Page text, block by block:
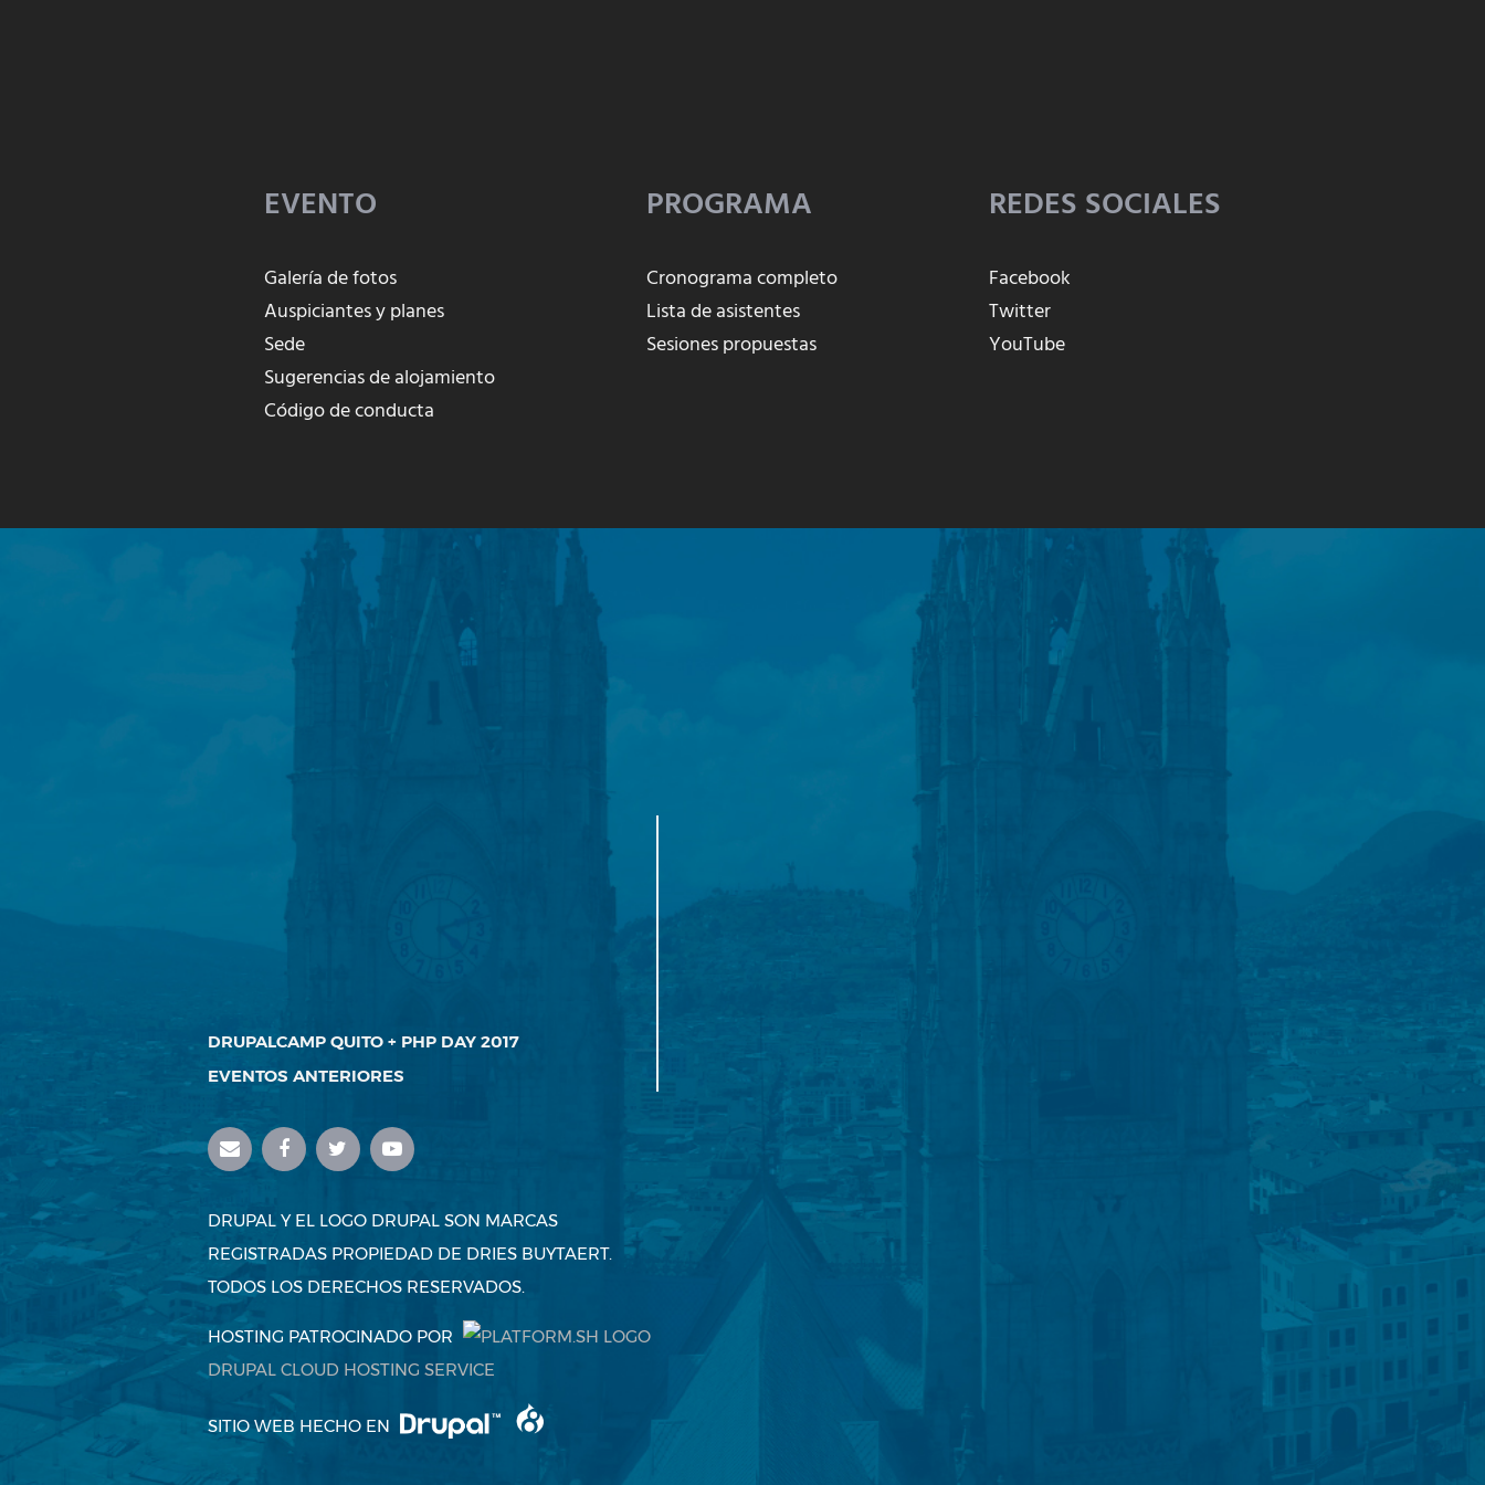
EVENTO
Galería de fotos
Auspiciantes y planes
Sede
Sugerencias de alojamiento
Código de conducta
PROGRAMA
Cronograma completo
Lista de asistentes
Sesiones propuestas
REDES SOCIALES
Facebook
Twitter
YouTube
DRUPALCAMP QUITO + PHP DAY 2017
EVENTOS ANTERIORES
DRUPAL Y EL LOGO DRUPAL SON MARCAS
REGISTRADAS PROPIEDAD DE DRIES BUYTAERT.
TODOS LOS DERECHOS RESERVADOS.
HOSTING PATROCINADO POR
DRUPAL CLOUD HOSTING SERVICE
SITIO WEB HECHO EN